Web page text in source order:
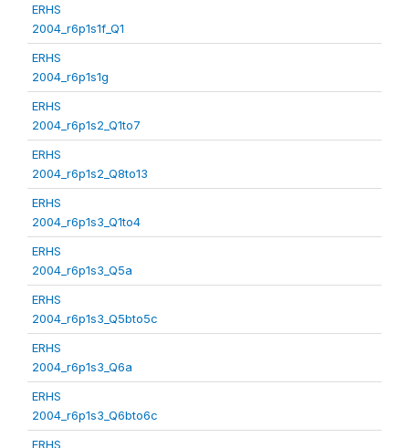
ERHS
2004_r6p1s1f_Q1
ERHS
2004_r6p1s1g
ERHS
2004_r6p1s2_Q1to7
ERHS
2004_r6p1s2_Q8to13
ERHS
2004_r6p1s3_Q1to4
ERHS
2004_r6p1s3_Q5a
ERHS
2004_r6p1s3_Q5bto5c
ERHS
2004_r6p1s3_Q6a
ERHS
2004_r6p1s3_Q6bto6c
ERHS